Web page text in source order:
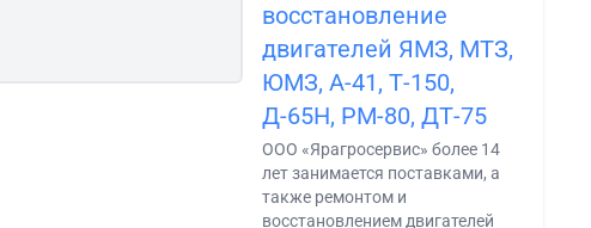
восстановление
двигателей ЯМЗ, МТЗ,
ЮМЗ, А-41, Т-150,
Д-65Н, РМ-80, ДТ-75
ООО «Ярагросервиc» более 14
лет занимается поставками, а
также ремонтом и
восстановлением двигателей